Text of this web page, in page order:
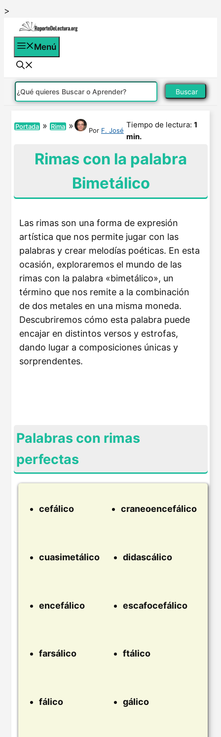
>
contenido
Menú
Buscar
Portada » Rima » Por F. José
Tiempo de lectura: 1
min.
Rimas con la palabra
Bimetálico
Las rimas son una forma de expresión
artística que nos permite jugar con las
palabras y crear melodías poéticas. En esta
ocasión, exploraremos el mundo de las
rimas con la palabra «bimetálico», un
término que nos remite a la combinación
de dos metales en una misma moneda.
Descubriremos cómo esta palabra puede
encajar en distintos versos y estrofas,
dando lugar a composiciones únicas y
sorprendentes.
Palabras con rimas
perfectas
cefálico craneoencefálico
cuasimetálico didascálico
encefálico escafocefálico
farsálico ftálico
fálico gálico